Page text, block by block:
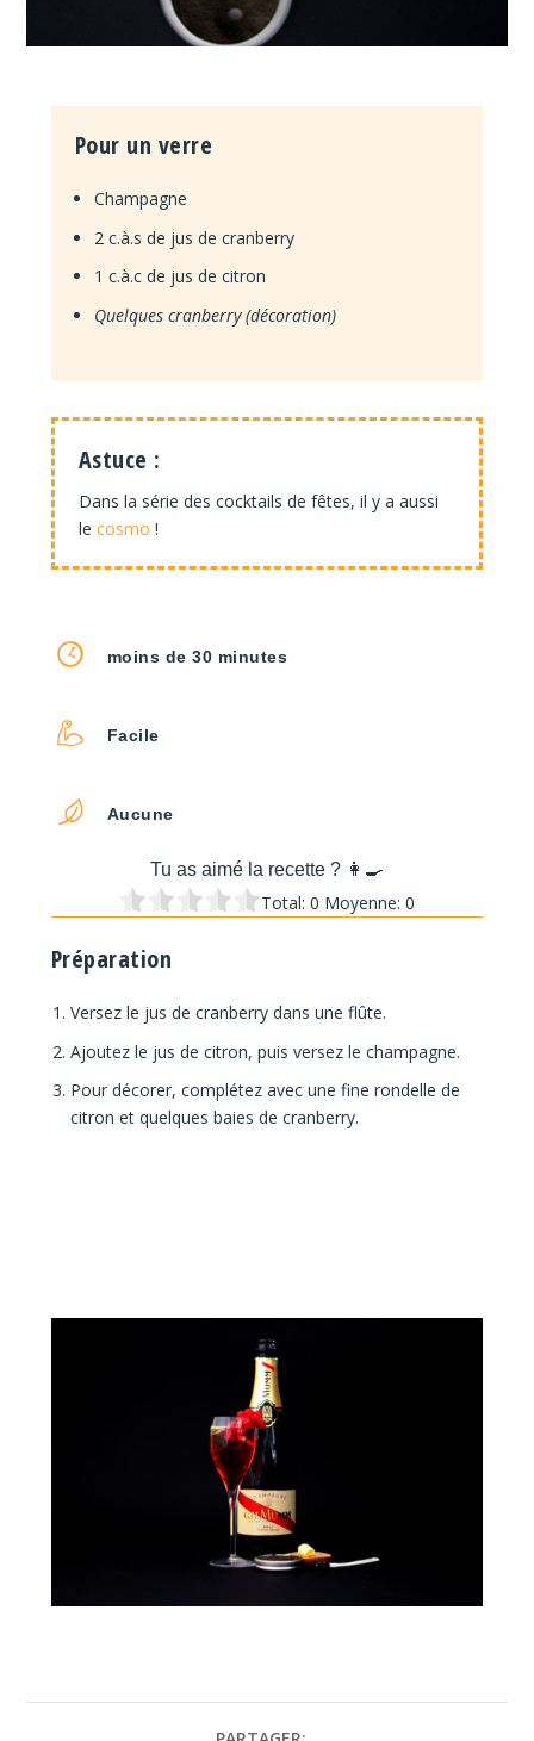
Pour un verre
Champagne
2 c.à.s de jus de cranberry
1 c.à.c de jus de citron
Quelques cranberry (décoration)
Astuce :
Dans la série des cocktails de fêtes, il y a aussi
le cosmo !
moins de 30 minutes
Facile
Aucune
Tu as aimé la recette ? 👩‍🍳
Total:0 Moyenne:0
Préparation
Versez le jus de cranberry dans une flûte.
Ajoutez le jus de citron, puis versez le champagne.
Pour décorer, complétez avec une fine rondelle de
citron et quelques baies de cranberry.